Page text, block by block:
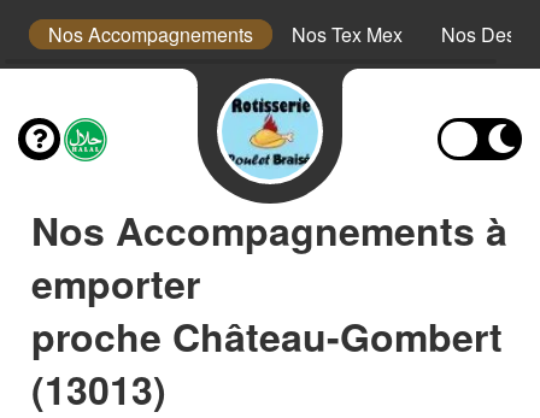
Nos Accompagnements Nos Tex Mex Nos
Nos Accompagnements à
emporter
proche Château-Gombert
(13013)